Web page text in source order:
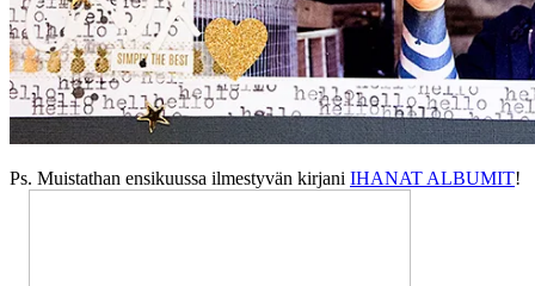
Ps. Muistathan ensikuussa ilmestyvän kirjani IHANAT ALBUMIT!